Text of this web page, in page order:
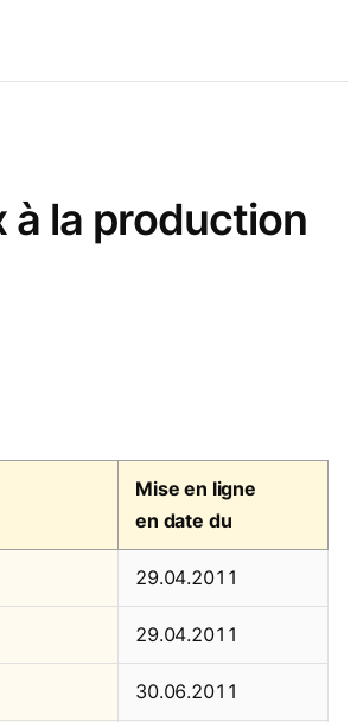
à la production
Mise en ligne
en date du
29.04.2011
29.04.2011
30.06.2011